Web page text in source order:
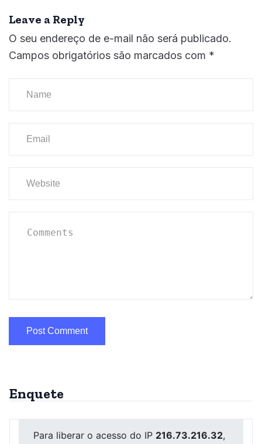
Leave a Reply
O seu endereço de e-mail não será publicado.
Campos obrigatórios são marcados com *
Enquete